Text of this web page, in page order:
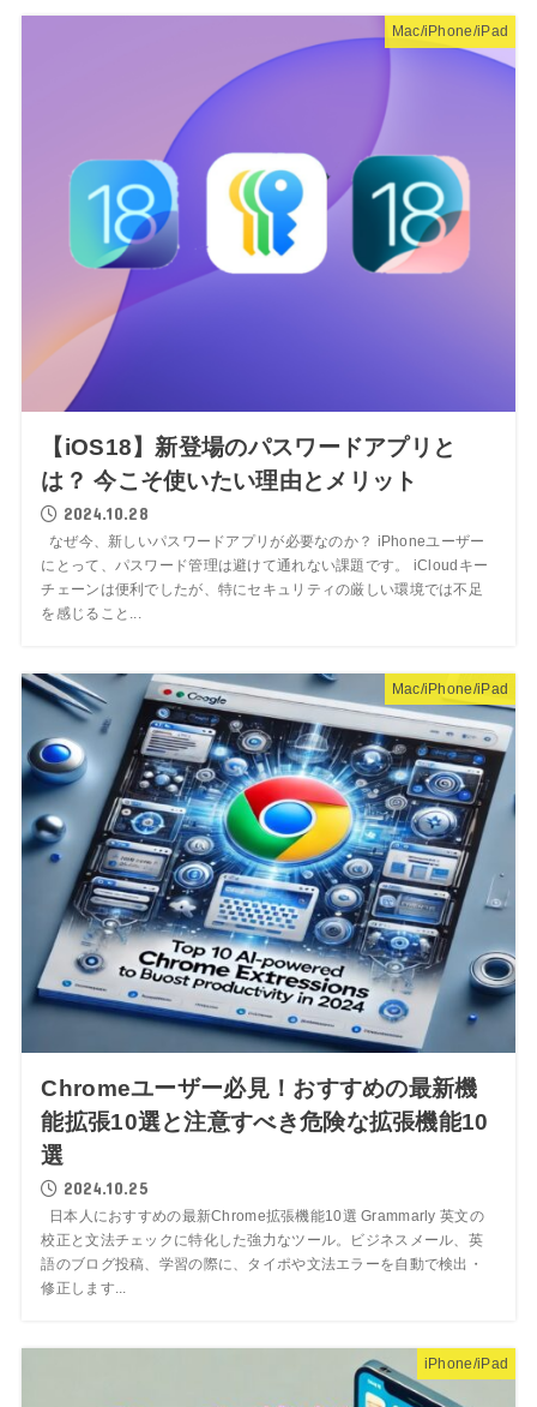
Mac/iPhone/iPad
【iOS18】新登場のパスワードアプリと
は？ 今こそ使いたい理由とメリット
2024.10.28
なぜ今、新しいパスワードアプリが必要なのか？ iPhoneユーザー
にとって、パスワード管理は避けて通れない課題です。 iCloudキー
チェーンは便利でしたが、特にセキュリティの厳しい環境では不足
を感じること...
Mac/iPhone/iPad
Chromeユーザー必見！おすすめの最新機
能拡張10選と注意すべき危険な拡張機能10
選
2024.10.25
日本人におすすめの最新Chrome拡張機能10選 Grammarly 英文の
校正と文法チェックに特化した強力なツール。ビジネスメール、英
語のブログ投稿、学習の際に、タイポや文法エラーを自動で検出・
修正します...
iPhone/iPad